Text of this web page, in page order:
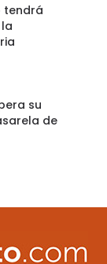
tendrá
su
de